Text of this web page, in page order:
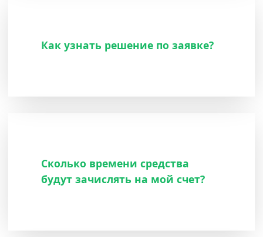
Как узнать решение по заявке?
Сколько времени средства
будут зачислять на мой счет?